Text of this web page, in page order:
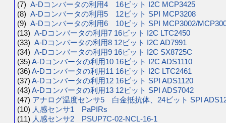
(7) A-Dコンバータの利用4 16ビット I2C MCP3425
(8) A-Dコンバータの利用5 12ビット SPI MCP3208
(9) A-Dコンバータの利用6 10ビット SPI MCP3002/
(13) A-Dコンバータの利用7 16ビット I2C LTC2450
(33) A-Dコンバータの利用8 12ビット I2C AD7991
(34) A-Dコンバータの利用9 16ビット I2C SX8725C
(35) A-Dコンバータの利用10 16ビット I2C ADS1110
(36) A-Dコンバータの利用11 16ビット I2C LTC2461
(37) A-Dコンバータの利用12 16ビット SPI ADS1120
(43) A-Dコンバータの利用13 12ビット SPI ADS7042
(47) アナログ温度センサ5 白金抵抗体、24ビット SPI
(10) 人感センサ1 PaPIRs
(11) 人感センサ2 PSUP7C-02-NCL-16-1